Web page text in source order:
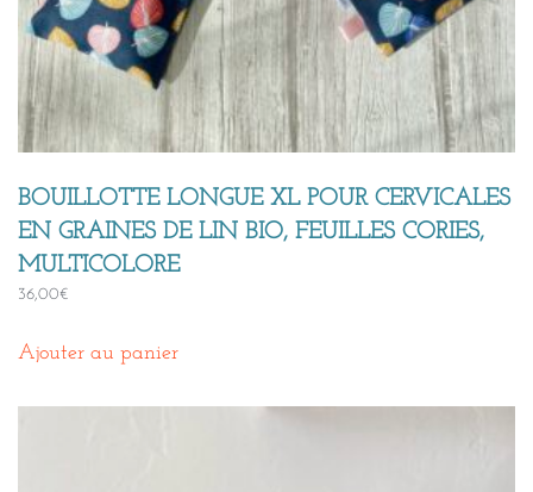
BOUILLOTTE LONGUE XL POUR CERVICALES
EN GRAINES DE LIN BIO, FEUILLES CORIES,
MULTICOLORE
36,00€
Ajouter au panier